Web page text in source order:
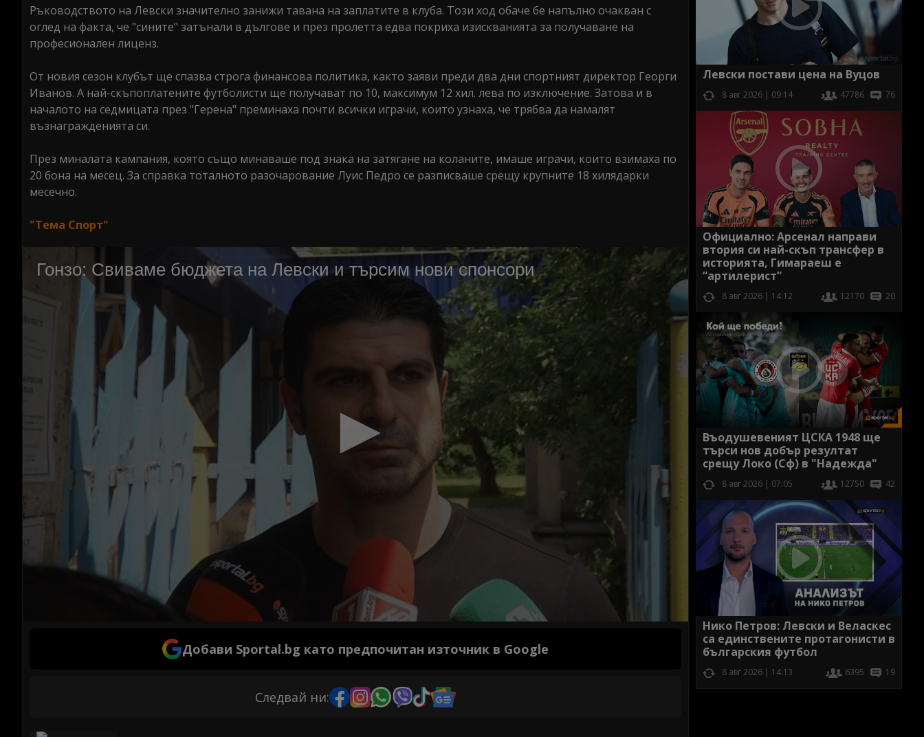
Ръководството на Левски значително занижи тавана на заплатите в клуба. Този ход обаче бе напълно очакван с
оглед на факта, че "сините" затънали в дългове и през пролетта едва покриха изискванията за получаване на
професионален лиценз.
От новия сезон клубът ще спазва строга финансова политика, както заяви преди два дни спортният директор Георги
Иванов. А най-скъпоплатените футболисти ще получават по 10, максимум 12 хил. лева по изключение. Затова и в
началото на седмицата през "Герена" преминаха почти всички играчи, които узнаха, че трябва да намалят
възнагражденията си.
През миналата кампания, която също минаваше под знака на затягане на коланите, имаше играчи, които взимаха по
20 бона на месец. За справка тоталното разочарование Луис Педро се разписваше срещу крупните 18 хилядарки
месечно.
"Тема Спорт"
Добави Sportal.bg като предпочитан източник в Google
Следвай ни:
Левски постави цена на Вуцов
8 авг 2026 | 09:14 47786 76
Официално: Арсенал направи
втория си най-скъп трансфер в
историята, Гимараеш е
“артилерист”
8 авг 2026 | 14:12 12170 20
Въодушевеният ЦСКА 1948 ще
търси нов добър резултат
срещу Локо (Сф) в "Надежда"
8 авг 2026 | 07:05 12750 42
Нико Петров: Левски и Веласкес
са единствените протагонисти в
българския футбол
8 авг 2026 | 14:13 6395 19